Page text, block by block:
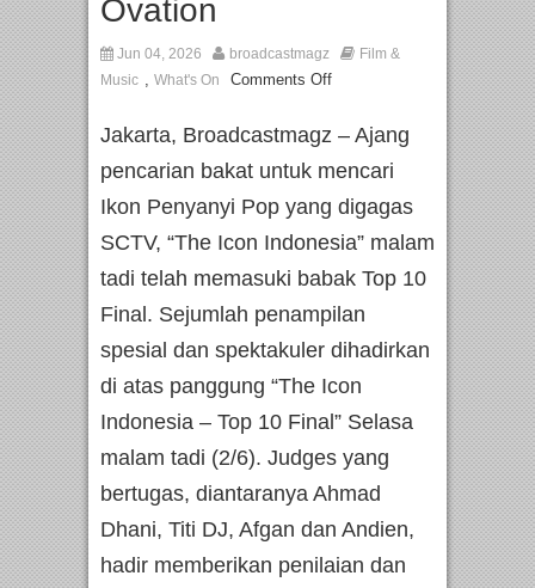
Ovation
Jun 04, 2026 broadcastmagz
Film &
Music , What's On Comments Off
Jakarta, Broadcastmagz – Ajang
pencarian bakat untuk mencari
Ikon Penyanyi Pop yang digagas
SCTV, “The Icon Indonesia” malam
tadi telah memasuki babak Top 10
Final. Sejumlah penampilan
spesial dan spektakuler dihadirkan
di atas panggung “The Icon
Indonesia – Top 10 Final” Selasa
malam tadi (2/6). Judges yang
bertugas, diantaranya Ahmad
Dhani, Titi DJ, Afgan dan Andien,
hadir memberikan penilaian dan